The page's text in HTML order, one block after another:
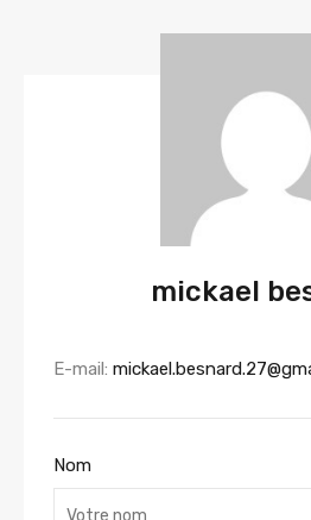
mickael
E-mail:
Nom